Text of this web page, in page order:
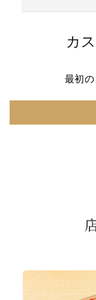
カ
最初